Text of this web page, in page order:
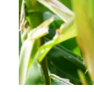
觀看不到。「
呢？」這是我
飛速運轉跑出
蝶，而是一種